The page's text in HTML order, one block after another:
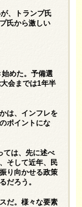
、トランプ氏
氏から激しい
始めた。予備選
会までは1年半
は、インフレを
ポイントにな
ては、先に述べ
そして近年、民
り向かせる政策
だろう。
だ。様々な要素